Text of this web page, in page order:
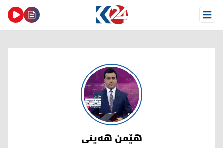
Open Menu
هێمن هەینی
هێمن هەینی